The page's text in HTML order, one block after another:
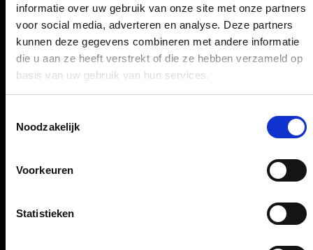
informatie over uw gebruik van onze site met onze partners
voor social media, adverteren en analyse. Deze partners
kunnen deze gegevens combineren met andere informatie
die u aan ze heeft verstrekt of die ze hebben verzameld op
basis van uw gebruik van hun services.
Noodzakelijk
Voorkeuren
Statistieken
Winkels, restaurants en diensten
Luchthavennieuws
Service & Contact
B2B (EN)
Bedrijf (EN)
Köln Bonn Airport App